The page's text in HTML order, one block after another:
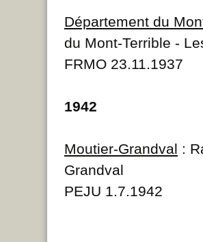
Département du
du Mont-Terrible -
FRMO 23.11.1937
1942
Moutier-Grandval :
Grandval
PEJU 1.7.1942